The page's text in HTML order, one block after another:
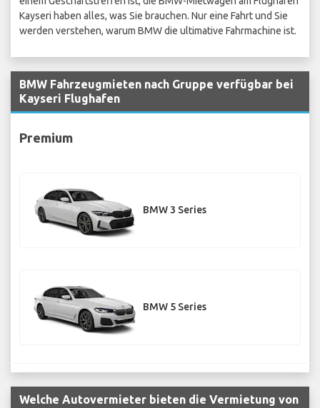
Kayseri haben alles, was Sie brauchen. Nur eine Fahrt und Sie
werden verstehen, warum BMW die ultimative Fahrmachine ist.
BMW Fahrzeugmieten nach Gruppe verfügbar bei
Kayseri Flughafen
Premium
BMW 3 Series
BMW 5 Series
Welche Autovermieter bieten die Vermietung von